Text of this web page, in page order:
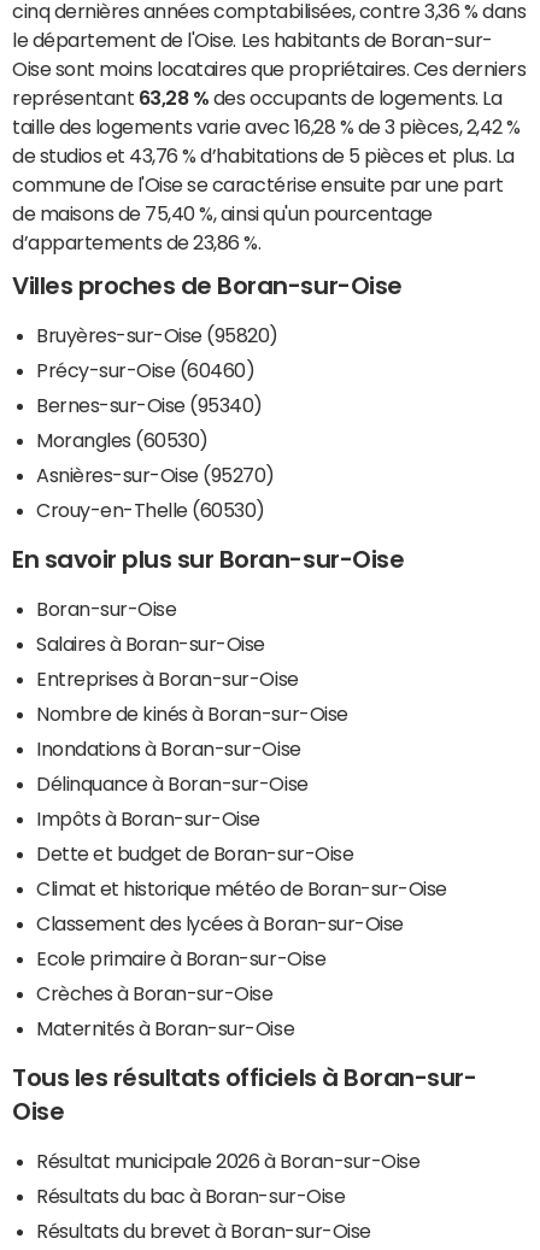
cinq dernières années comptabilisées, contre 3,36 % dans
le département de l'Oise. Les habitants de Boran-sur-
Oise sont moins locataires que propriétaires. Ces derniers
représentant 63,28 % des occupants de logements. La
taille des logements varie avec 16,28 % de 3 pièces, 2,42 %
de studios et 43,76 % d’habitations de 5 pièces et plus. La
commune de l'Oise se caractérise ensuite par une part
de maisons de 75,40 %, ainsi qu'un pourcentage
d’appartements de 23,86 %.
Villes proches de Boran-sur-Oise
Bruyères-sur-Oise (95820)
Précy-sur-Oise (60460)
Bernes-sur-Oise (95340)
Morangles (60530)
Asnières-sur-Oise (95270)
Crouy-en-Thelle (60530)
En savoir plus sur Boran-sur-Oise
Boran-sur-Oise
Salaires à Boran-sur-Oise
Entreprises à Boran-sur-Oise
Nombre de kinés à Boran-sur-Oise
Inondations à Boran-sur-Oise
Délinquance à Boran-sur-Oise
Impôts à Boran-sur-Oise
Dette et budget de Boran-sur-Oise
Climat et historique météo de Boran-sur-Oise
Classement des lycées à Boran-sur-Oise
Ecole primaire à Boran-sur-Oise
Crèches à Boran-sur-Oise
Maternités à Boran-sur-Oise
Tous les résultats officiels à Boran-sur-
Oise
Résultat municipale 2026 à Boran-sur-Oise
Résultats du bac à Boran-sur-Oise
Résultats du brevet à Boran-sur-Oise